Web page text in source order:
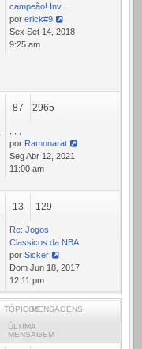
campeão! Inv…
por erick#9
Ver
última
Sex Set 14, 2018
9:25 am
87 2965
por Ramonarat
Ver
última
Seg Abr 12, 2021
11:00 am
13 129
Re: Jogos
Classicos da NBA
por Sicker
Ver
última
mensagem
Dom Jun 18, 2017
12:11 pm
TÓPICOSMENSAGENS
ÚLTIMA
MENSAGEM